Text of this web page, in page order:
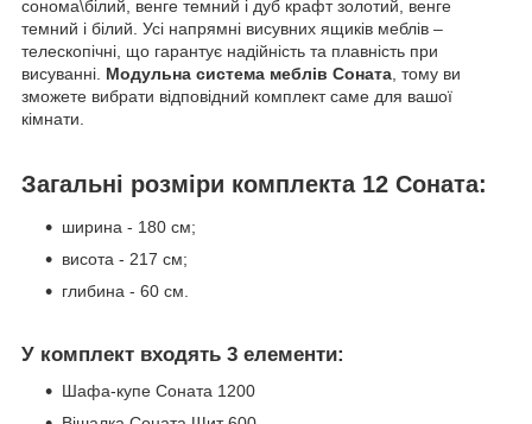
сонома\білий, венге темний і дуб крафт золотий, венге
темний і білий. Усі напрямні висувних ящиків меблів –
телескопічні, що гарантує надійність та плавність при
висуванні. Модульна система меблів Соната, тому ви
зможете вибрати відповідний комплект саме для вашої
кімнати.
Загальні розміри комплекта 12 Соната:
ширина - 180 см;
висота - 217 см;
глибина - 60 см.
У комплект входять 3 елементи:
Шафа-купе Соната 1200